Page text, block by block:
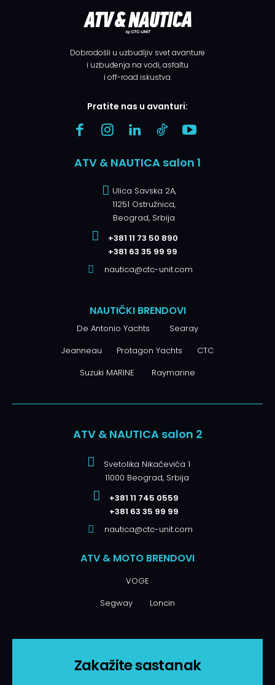
Dobrodošli u uzbudljiv svet avanture
i uzbuđenja na vodi, asfaltu
i off-road iskustva.
Pratite nas u avanturi:
ATV & NAUTICA salon 1
Ulica Savska 2A,
11251 Ostružnica,
Beograd, Srbija
+381 11 73 50 890
+381 63 35 99 99
nautica@ctc-unit.com
NAUTIČKI BRENDOVI
De Antonio Yachts
Searay
Jeanneau Protagon Yachts
CTC
Suzuki MARINE Raymarine
ATV & NAUTICA salon 2
Svetolika Nikačevića 1
11000 Beograd, Srbija
+381 11 745 0559
+381 63 35 99 99
nautica@ctc-unit.com
ATV & MOTO BRENDOVI
VOGE
Segway Loncin
Zakažite sastanak